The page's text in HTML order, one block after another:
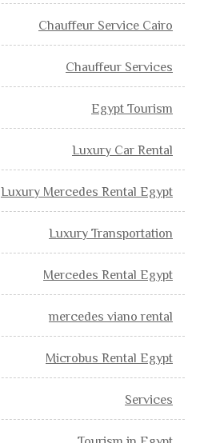
Chauffeur Service Cairo
Chauffeur Services
Egypt Tourism
Luxury Car Rental
Luxury Mercedes Rental Egypt
Luxury Transportation
Mercedes Rental Egypt
mercedes viano rental
Microbus Rental Egypt
Services